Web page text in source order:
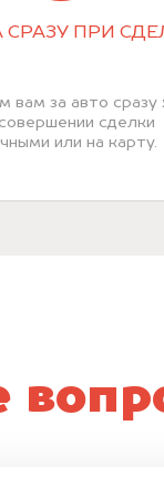
СРАЗУ ПРИ
вам за авто сразу
сделки
или на карту.